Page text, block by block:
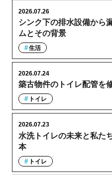
シンク下の排水設備から
ムとその背景
2026.07.26
生活
築古物件のトイレ配管を
2026.07.24
トイレ
水洗トイレの未来と私た
本
2026.07.23
トイレ